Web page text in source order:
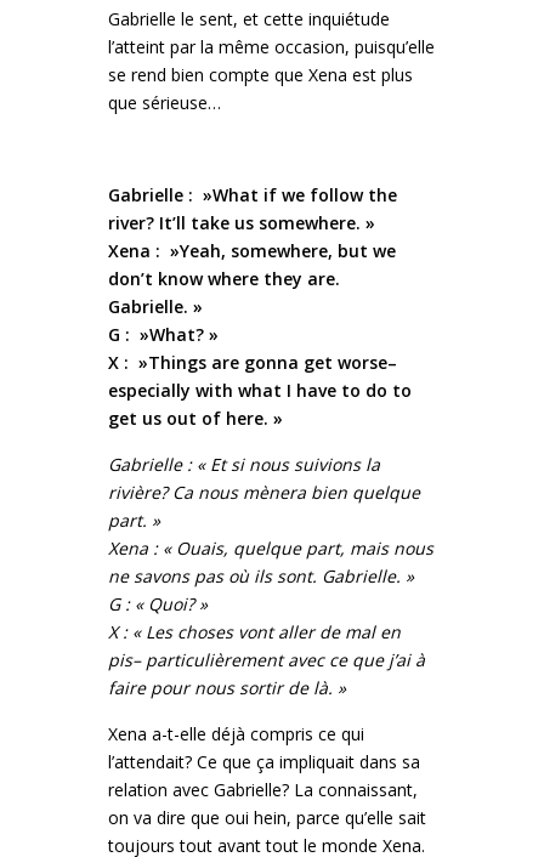
Gabrielle le sent, et cette inquiétude
l’atteint par la même occasion, puisqu’elle
se rend bien compte que Xena est plus
que sérieuse…
Gabrielle : »What if we follow the
river? It’ll take us somewhere. »
Xena : »Yeah, somewhere, but we
don’t know where they are.
Gabrielle. »
G : »What? »
X : »Things are gonna get worse–
especially with what I have to do to
get us out of here. »
Gabrielle : « Et si nous suivions la
rivière? Ca nous mènera bien quelque
part. »
Xena : « Ouais, quelque part, mais nous
ne savons pas où ils sont. Gabrielle. »
G : « Quoi? »
X : « Les choses vont aller de mal en
pis– particulièrement avec ce que j’ai à
faire pour nous sortir de là. »
Xena a-t-elle déjà compris ce qui
l’attendait? Ce que ça impliquait dans sa
relation avec Gabrielle? La connaissant,
on va dire que oui hein, parce qu’elle sait
toujours tout avant tout le monde Xena.